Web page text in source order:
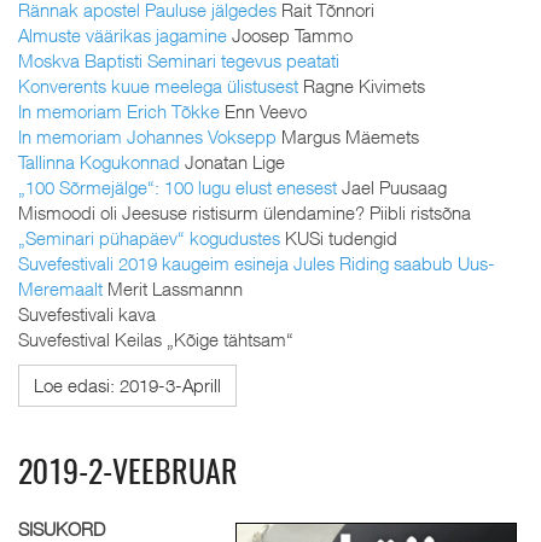
Rännak apostel Pauluse jälgedes Rait Tõnnori
Almuste väärikas jagamine Joosep Tammo
Moskva Baptisti Seminari tegevus peatati
Konverents kuue meelega ülistusest Ragne Kivimets
In memoriam Erich Tõkke Enn Veevo
In memoriam Johannes Voksepp Margus Mäemets
Tallinna Kogukonnad Jonatan Lige
„100 Sõrmejälge“: 100 lugu elust enesest Jael Puusaag
Mismoodi oli Jeesuse ristisurm ülendamine? Piibli ristsõna
„Seminari pühapäev“ kogudustes KUSi tudengid
Suvefestivali 2019 kaugeim esineja Jules Riding saabub Uus-
Meremaalt Merit Lassmannn
Suvefestivali kava
Suvefestival Keilas „Kõige tähtsam“
Loe edasi: 2019-3-Aprill
2019-2-VEEBRUAR
SISUKORD